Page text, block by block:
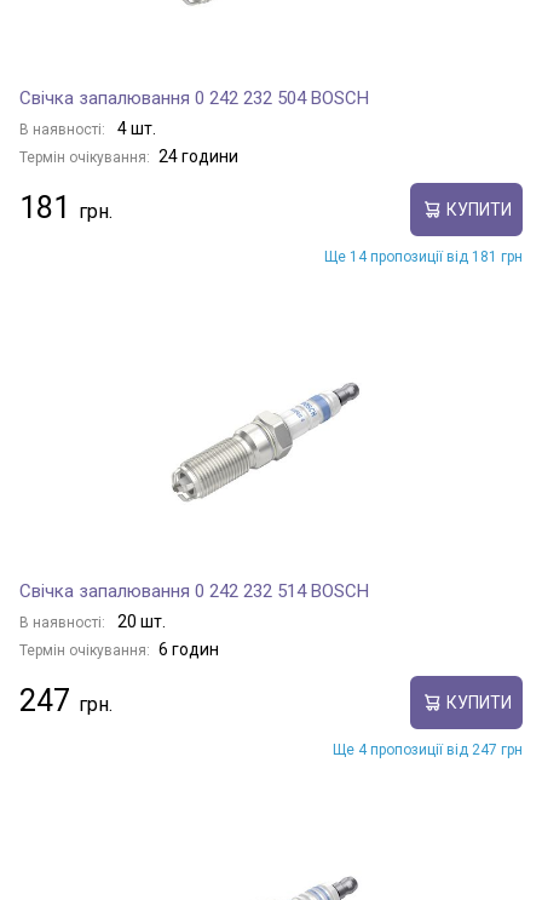
Свічка запалювання 0 242 232 504 BOSCH
В наявності: 4 шт.
Термін очікування: 24 години
181 КУПИТИ
Ще 14 пропозиції від 181 грн
Свічка запалювання 0 242 232 514 BOSCH
В наявності: 20 шт.
Термін очікування: 6 годин
247 КУПИТИ
Ще 4 пропозиції від 247 грн